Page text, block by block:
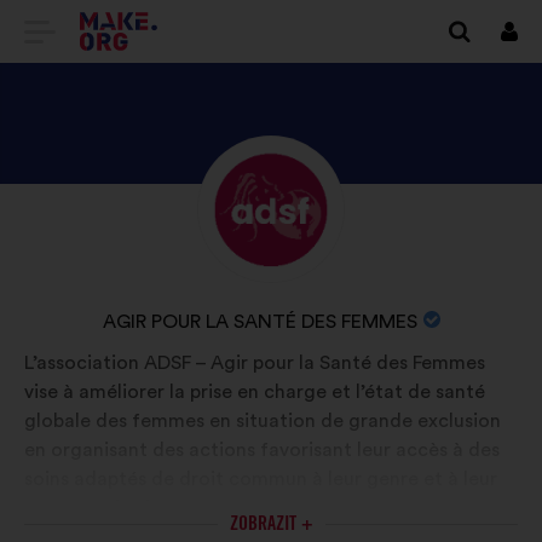
PŘEJÍT
DOMOVSKOU
STRÁNKU
MAKE.ORG
se
SEZNAM
PROFILEM
UŽIVATELE/UŽIVATELKY
POUR
LA
FEMMES
NÁZEV
ORGANIZACE:
AGIR POUR LA SANTÉ DES FEMMES
Životopis:
L’association ADSF – Agir pour la Santé des Femmes
vise à améliorer la prise en charge et l’état de santé
globale des femmes en situation de grande exclusion
ZOBRAZIT +